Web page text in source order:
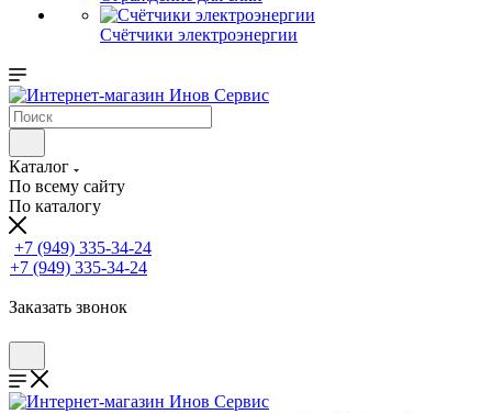
Счётчики электроэнергии
Каталог
По всему сайту
По каталогу
+7 (949) 335-34-24
+7 (949) 335-34-24
Заказать звонок